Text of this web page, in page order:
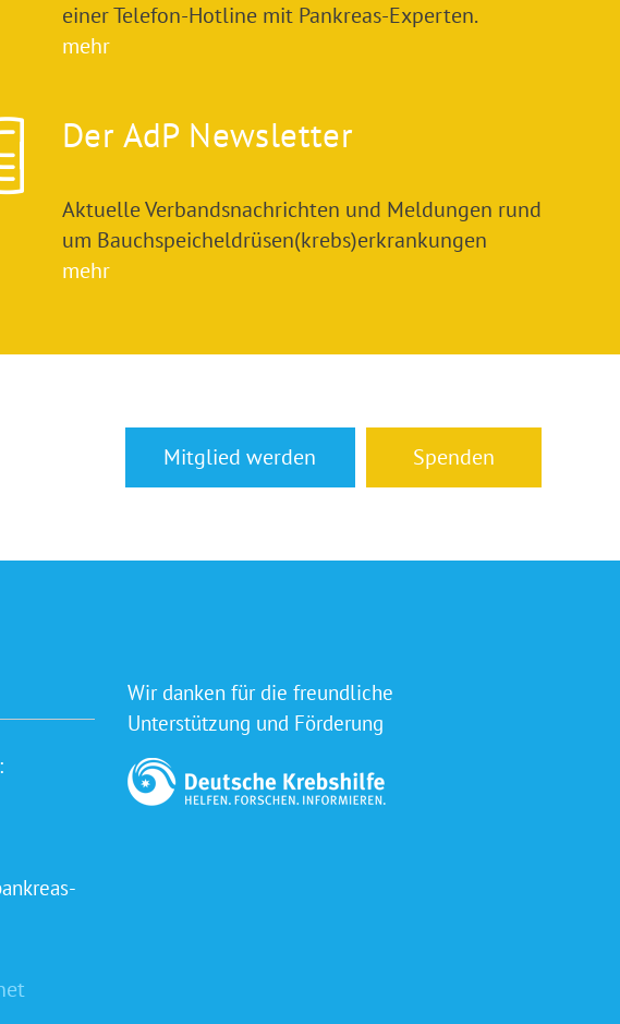
einer Telefon-Hotline mit Pankreas-Experten.
mehr
Der AdP Newsletter
Aktuelle Verbandsnachrichten und Meldungen rund
um Bauchspeicheldrüsen(krebs)erkrankungen
mehr
Mitglied werden Spenden
Wir danken für die freundliche
Unterstützung und Förderung